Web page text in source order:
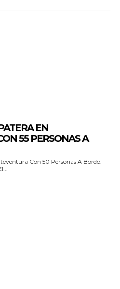
EN
55 PERSONAS A
Con 50 Personas A Bordo.